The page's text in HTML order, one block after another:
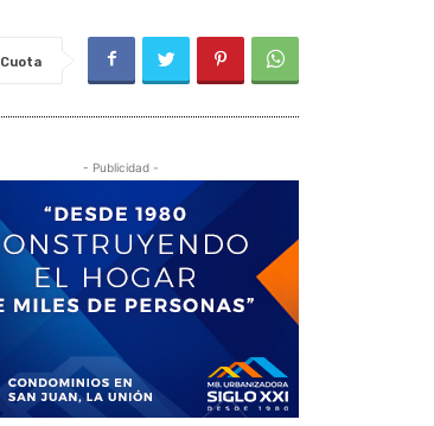
Cuota
- Publicidad -